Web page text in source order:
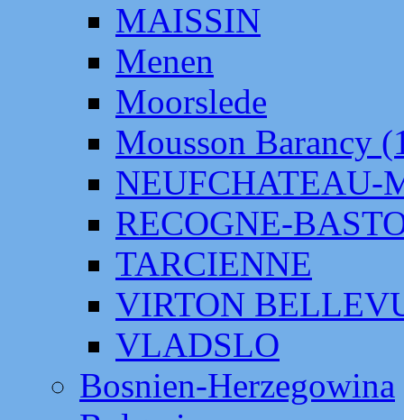
MAISSIN
Menen
Moorslede
Mousson Barancy
NEUFCHATEAU-
RECOGNE-
TARCIENNE
VIRTON
VLADSLO
Bosnien-Herzegowina